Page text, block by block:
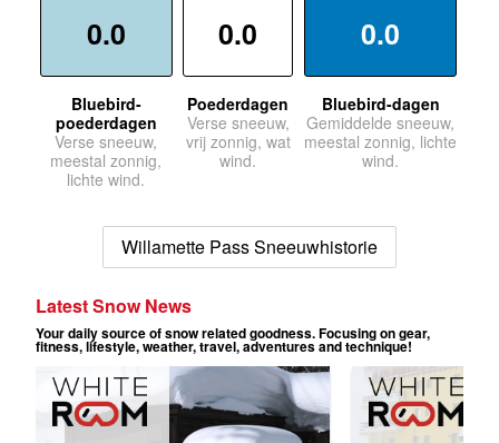
0.0
Bluebird-
poederdagen
Verse sneeuw,
meestal zonnig,
lichte wind.
0.0
Poederdagen
Verse sneeuw,
vrij zonnig, wat
wind.
0.0
Bluebird-dagen
Gemiddelde sneeuw,
meestal zonnig, lichte
wind.
Willamette Pass Sneeuwhistorie